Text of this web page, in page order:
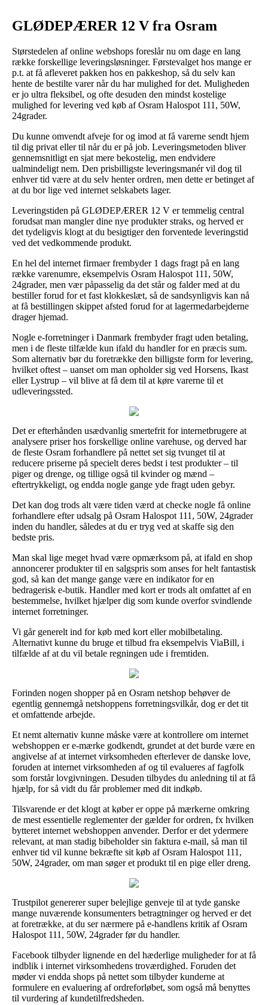
GLØDEPÆRER 12 V fra Osram
Størstedelen af online webshops foreslår nu om dage en lang
række forskellige leveringsløsninger. Førstevalget hos mange er
p.t. at få afleveret pakken hos en pakkeshop, så du selv kan
hente de bestilte varer når du har mulighed for det. Muligheden
er jo ultra fleksibel, og ofte desuden den mindst kostelige
mulighed for levering ved køb af Osram Halospot 111, 50W,
24grader.
Du kunne omvendt afveje for og imod at få varerne sendt hjem
til dig privat eller til når du er på job. Leveringsmetoden bliver
gennemsnitligt en sjat mere bekostelig, men endvidere
ualmindeligt nem. Den prisbilligste leveringsmanér vil dog til
enhver tid være at du selv henter ordren, men dette er betinget af
at du bor lige ved internet selskabets lager.
Leveringstiden på GLØDEPÆRER 12 V er temmelig central
forudsat man mangler dine nye produkter straks, og herved er
det tydeligvis klogt at du besigtiger den forventede leveringstid
ved det vedkommende produkt.
En hel del internet firmaer frembyder 1 dags fragt på en lang
række varenumre, eksempelvis Osram Halospot 111, 50W,
24grader, men vær påpasselig da det står og falder med at du
bestiller forud for et fast klokkeslæt, så de sandsynligvis kan nå
at få bestillingen skippet afsted forud for at lagermedarbejderne
drager hjemad.
Nogle e-forretninger i Danmark frembyder fragt uden betaling,
men i de fleste tilfælde kun ifald du handler for en præcis sum.
Som alternativ bør du foretrække den billigste form for levering,
hvilket oftest – uanset om man opholder sig ved Horsens, Ikast
eller Lystrup – vil blive at få dem til at køre varerne til et
udleveringssted.
Det er efterhånden usædvanlig smertefrit for internetbrugere at
analysere priser hos forskellige online varehuse, og derved har
de fleste Osram forhandlere på nettet set sig tvunget til at
reducere priserne på specielt deres bedst i test produkter – til
piger og drenge, og tillige også til kvinder og mænd –
eftertrykkeligt, og endda nogle gange yde fragt uden gebyr.
Det kan dog trods alt være tiden værd at checke nogle få online
forhandlere efter udsalg på Osram Halospot 111, 50W, 24grader
inden du handler, således at du er tryg ved at skaffe sig den
bedste pris.
Man skal lige meget hvad være opmærksom på, at ifald en shop
annoncerer produkter til en salgspris som anses for helt fantastisk
god, så kan det mange gange være en indikator for en
bedragerisk e-butik. Handler med kort er trods alt omfattet af en
bestemmelse, hvilket hjælper dig som kunde overfor svindlende
internet forretninger.
Vi går generelt ind for køb med kort eller mobilbetaling.
Alternativt kunne du bruge et tilbud fra eksempelvis ViaBill, i
tilfælde af at du vil betale regningen ude i fremtiden.
Forinden nogen shopper på en Osram netshop behøver de
egentlig gennemgå netshoppens forretningsvilkår, dog er det tit
et omfattende arbejde.
Et nemt alternativ kunne måske være at kontrollere om internet
webshoppen er e-mærke godkendt, grundet at det burde være en
angivelse af at internet virksomheden efterlever de danske love,
foruden at internet virksomheden af og til evalueres af fagfolk
som forstår lovgivningen. Desuden tilbydes du anledning til at få
hjælp, for så vidt du får problemer med dit indkøb.
Tilsvarende er det klogt at køber er oppe på mærkerne omkring
de mest essentielle reglementer der gælder for ordren, fx hvilken
bytteret internet webshoppen anvender. Derfor er det ydermere
relevant, at man stadig bibeholder sin faktura e-mail, så man til
enhver tid vil kunne bekræfte sit køb af Osram Halospot 111,
50W, 24grader, om man søger et produkt til en pige eller dreng.
Trustpilot genererer super belejlige genveje til at tyde ganske
mange nuværende konsumenters betragtninger og herved er det
at foretrække, at du ser nærmere på e-handlens kritik af Osram
Halospot 111, 50W, 24grader før du handler.
Facebook tilbyder lignende en del hæderlige muligheder for at få
indblik i internet virksomhedens troværdighed. Foruden det
møder vi endda shops på nettet som tilbyder kunderne at
formulere en evaluering af ordreforløbet, som også må benyttes
til vurdering af kundetilfredsheden.